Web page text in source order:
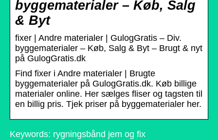
byggematerialer – Køb, Salg
& Byt
fixer | Andre materialer | GulogGratis – Div.
byggematerialer – Køb, Salg & Byt – Brugt & nyt
på GulogGratis.dk
Find fixer i Andre materialer | Brugte
byggematerialer på GulogGratis.dk. Køb billige
materialer online. Her sælges fliser og tagsten til
en billig pris. Tjek priser på byggematerialer her.
Keywords: rygningsbånd jem og fix